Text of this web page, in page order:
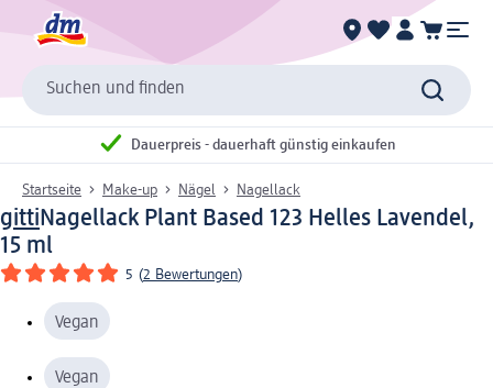
Suchen und finden
Dauerpreis - dauerhaft günstig einkaufen
Startseite Make-up Nägel Nagellack
gittiNagellack Plant Based 123 Helles Lavendel,
15 ml
5 (2 Bewertungen)
Vegan
Vegan